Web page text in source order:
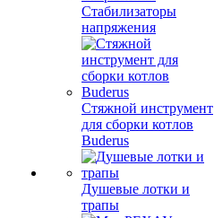
Стабилизаторы
напряжения
Стяжной инструмент
для сборки котлов
Buderus
Душевые лотки и
трапы